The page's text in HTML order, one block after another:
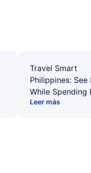
Travel Smart
Philippines: See
While Spending
Leer más